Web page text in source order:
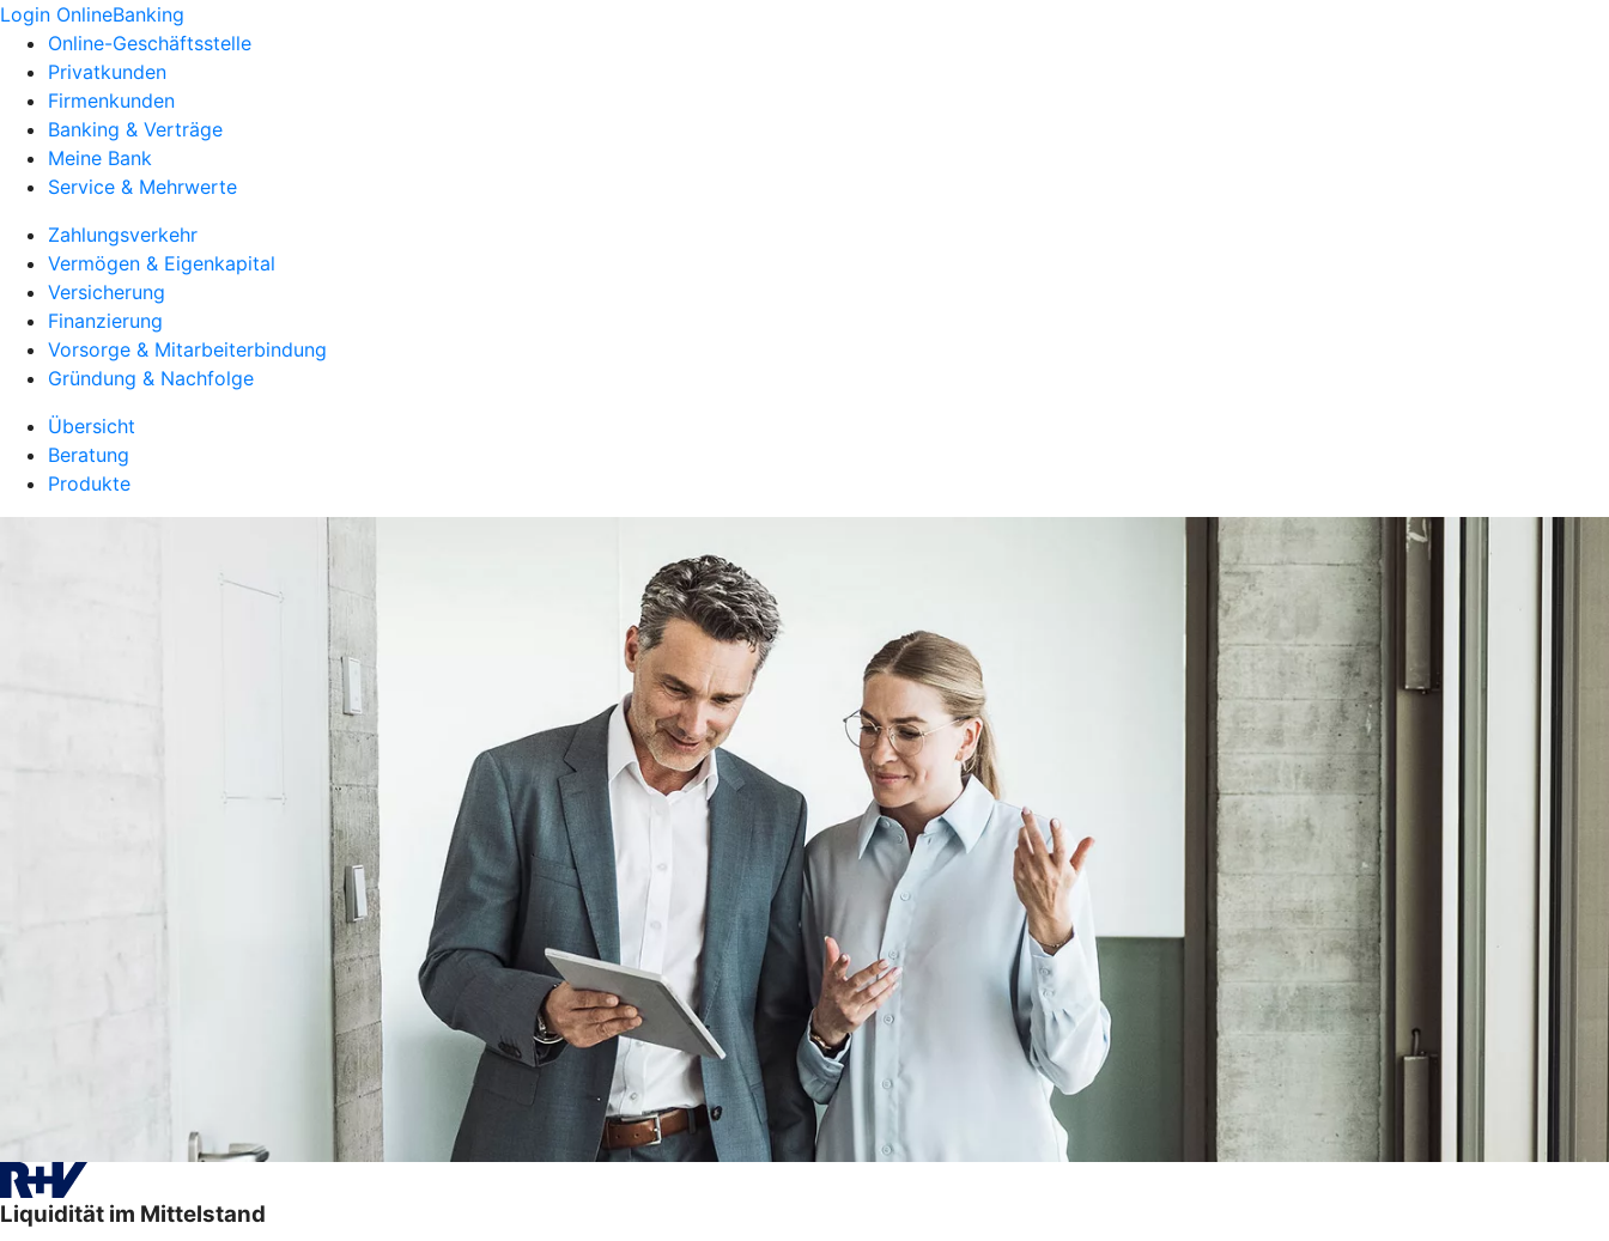
Login OnlineBanking
Online-Geschäftsstelle
Privatkunden
Firmenkunden
Banking & Verträge
Meine Bank
Service & Mehrwerte
Zahlungsverkehr
Vermögen & Eigenkapital
Versicherung
Finanzierung
Vorsorge & Mitarbeiterbindung
Gründung & Nachfolge
Übersicht
Beratung
Produkte
Liquidität im Mittelstand